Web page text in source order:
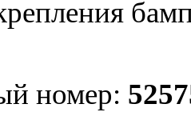
номер: